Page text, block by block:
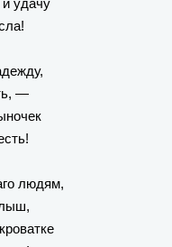
удачу
—
людям,